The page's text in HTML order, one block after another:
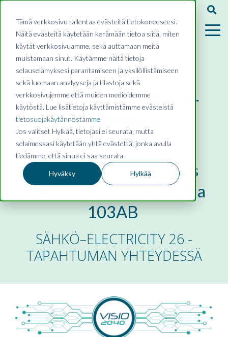
Tämä verkkosivu tallentaa evästeitä tietokoneeseesi.
Näitä evästeitä käytetään kerämään tietoa siitä, miten
käytät verkkosivuamme, sekä auttamaan meitä
muistamaan sinut. Käytämme näitä tietoja
selauselämyksesi parantamiseen ja yksilöllistämiseen
sekä luomaan analyyseja ja tilastoja sekä
verkkosivujemme että muiden medioidemme
käytöstä. Lue lisätietoja käyttämistämme evästeistä
tietosuojakäytännöstämme
Jos valitset Hylkää, tietojasi ei seurata, mutta
selaimessasi käytetään yhtä evästettä, jonka avulla
tiedämme, että sinua ei saa seurata.
Hyväksy Hylkää
Hyvinvointia sähköllä -
visioseminaari
torstaina 16.4.2026
Helsingin Messukeskus
Kokoussiipi, seminaaritila
103AB
SÄHKÖ–ELECTRICITY 26 -
TAPAHTUMAN YHTEYDESSÄ